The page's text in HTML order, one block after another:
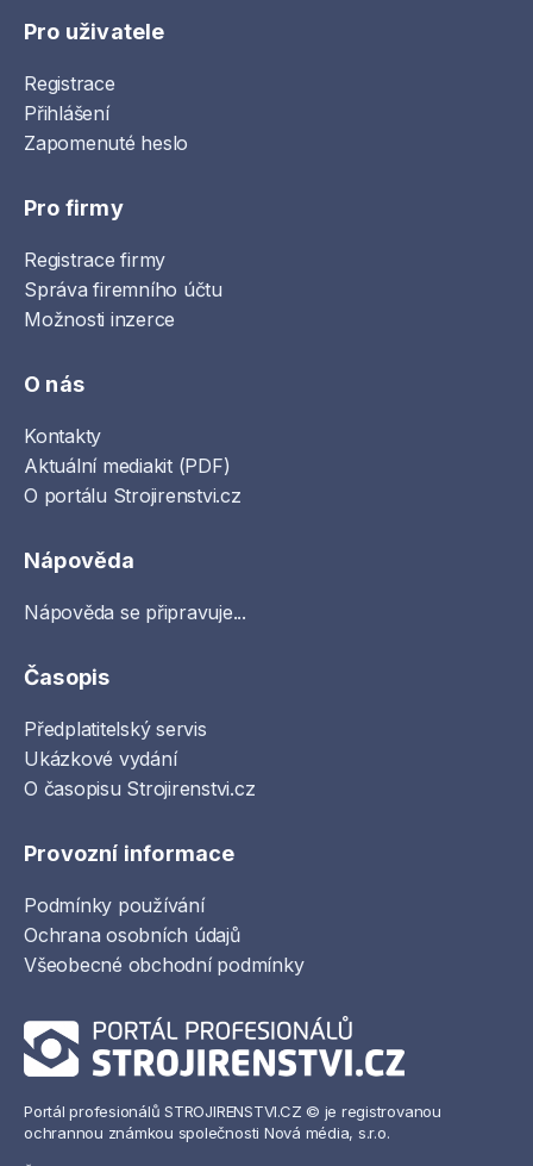
Pro uživatele
Registrace
Přihlášení
Zapomenuté heslo
Pro firmy
Registrace firmy
Správa firemního účtu
Možnosti inzerce
O nás
Kontakty
Aktuální mediakit (PDF)
O portálu Strojirenstvi.cz
Nápověda
Nápověda se připravuje...
Časopis
Předplatitelský servis
Ukázkové vydání
O časopisu Strojirenstvi.cz
Provozní informace
Podmínky používání
Ochrana osobních údajů
Všeobecné obchodní podmínky
Portál profesionálů STROJIRENSTVI.CZ © je registrovanou
ochrannou známkou společnosti Nová média, s.r.o.